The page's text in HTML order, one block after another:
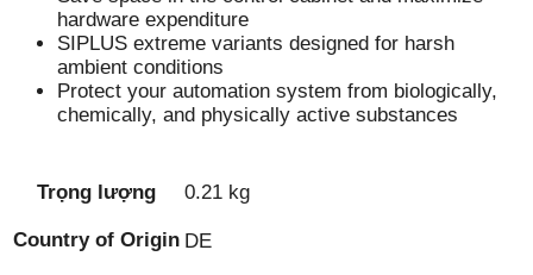
hardware expenditure
SIPLUS extreme variants designed for harsh
ambient conditions
Protect your automation system from biologically,
chemically, and physically active substances
Trọng lượng 0.21 kg
Country of Origin DE